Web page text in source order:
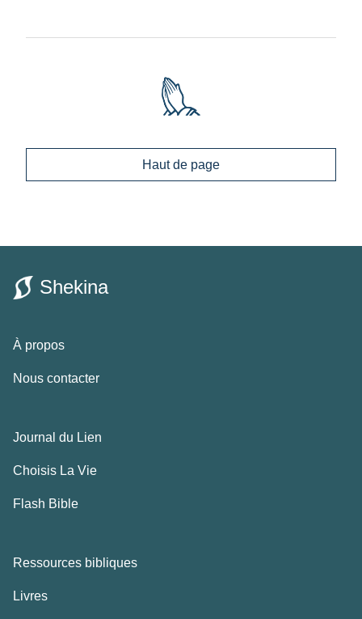
Haut de page
Shekina
À propos
Nous contacter
Journal du Lien
Choisis La Vie
Flash Bible
Ressources bibliques
Livres